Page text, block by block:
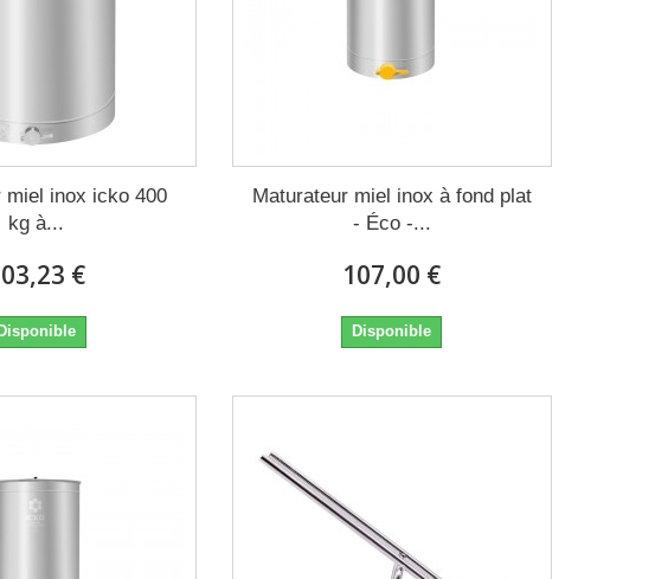
miel inox icko 400
kg à...
€
Disponible
Maturateur miel inox à fond plat
- Éco -...
107,00 €
Disponible